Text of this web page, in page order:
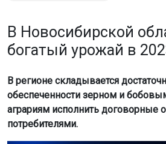
В Новосибирской
богатый урожай в
В регионе складывается
обеспеченности зерном и
аграриям исполнить договорные
потребителями.